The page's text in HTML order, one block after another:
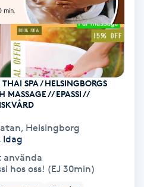
SPA / HELSINGBORGS
MASSAGE // EPASSI //
, Helsingborg
Idag
hos oss! (EJ 30min)